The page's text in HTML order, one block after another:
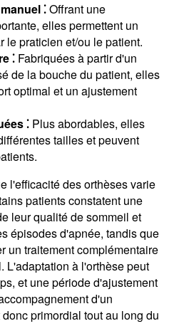
⁚Offrant une
elles permettent un
le praticien et/ou le patient.
⁚Fabriquées à partir d'un
de la bouche du patient, elles
optimal et un ajustement
⁚Plus abordables, elles
tailles et peuvent
l'efficacité des orthèses varie
patients constatent une
leur qualité de sommeil et
épisodes d'apnée, tandis que
un traitement complémentaire
L'adaptation à l'orthèse peut
et une période d'ajustement
d'un
primordial tout au long du